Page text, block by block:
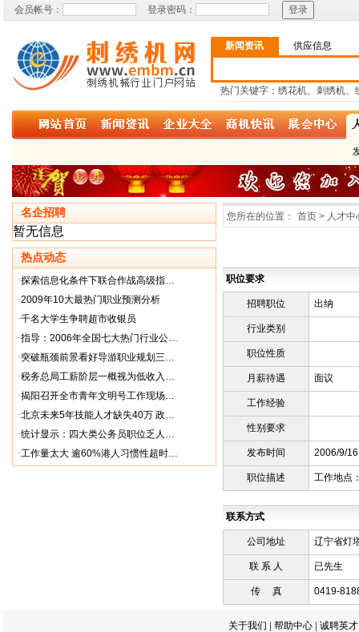
会员帐号： 登录密码：
新闻资讯 供应信息
热门关键字：绣花机、刺绣机、
名企招聘
暂无信息
热点动态
·探索信息化条件下联合作战高级指…
·2009年10大最热门职业预测分析
·千名大学生争聘超市收银员
·指导：2006年全国七大热门行业公…
·突破瓶颈前景看好导游职业规划三…
·税务总局工薪阶层一概视为低收入…
·揭阳召开全市青年文明号工作现场…
·北京未来5年技能人才缺失40万 政…
·统计显示：四大类公务员职位乏人…
·工作量太大 逾60%港人习惯性超时…
您所在的位置： 首页 > 人才中
职位要求
招聘职位 出纳
行业类别
职位性质
月薪待遇 面议
工作经验
性别要求
发布时间 2006/9/
职位描述 工作地点
联系方式
公司地址 辽宁省灯
联 系 人 已先生
传 真 0419-
关于我们 帮助中心| 诚聘英才